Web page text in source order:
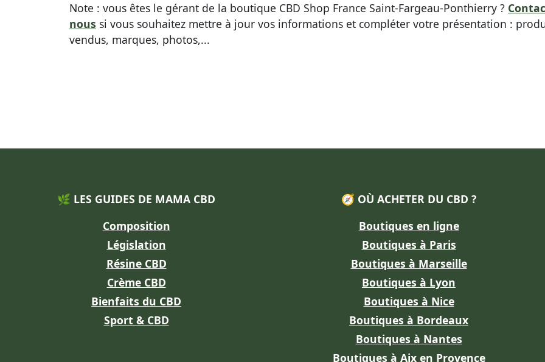
Note : vous êtes le gérant de la boutique CBD Shop France Saint-Fargeau-Ponthierry ?
nous si vous souhaitez mettre à jour vos informations et compléter votre présentation :
vendus, marques, photos,...
🌿 LES GUIDES DE MAMA CBD
Composition
Législation
Résine CBD
Crème CBD
Bienfaits du CBD
Sport & CBD
🧭 OÙ ACHETER DU CBD ?
Boutiques en ligne
Boutiques à Paris
Boutiques à Marseille
Boutiques à Lyon
Boutiques à Nice
Boutiques à Bordeaux
Boutiques à Nantes
Boutiques à Aix en Provence